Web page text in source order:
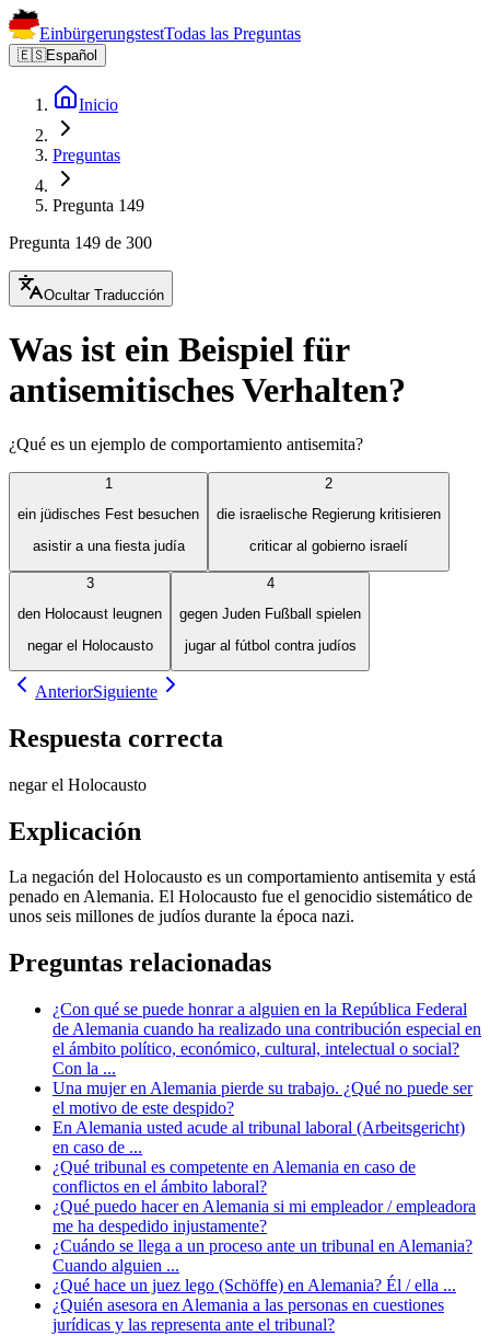
EinbürgerungstestTodas las Preguntas
🇪🇸Español
Inicio
Preguntas
Pregunta 149
Pregunta 149 de 300
Ocultar Traducción
Was ist ein Beispiel für
antisemitisches Verhalten?
¿Qué es un ejemplo de comportamiento antisemita?
1
ein jüdisches Fest besuchen
asistir a una fiesta judía
2
die israelische Regierung kritisieren
criticar al gobierno israelí
3
den Holocaust leugnen
negar el Holocausto
4
gegen Juden Fußball spielen
jugar al fútbol contra judíos
AnteriorSiguiente
Respuesta correcta
negar el Holocausto
Explicación
La negación del Holocausto es un comportamiento antisemita y está
penado en Alemania. El Holocausto fue el genocidio sistemático de
unos seis millones de judíos durante la época nazi.
Preguntas relacionadas
¿Con qué se puede honrar a alguien en la República Federal
de Alemania cuando ha realizado una contribución especial en
el ámbito político, económico, cultural, intelectual o social?
Con la ...
Una mujer en Alemania pierde su trabajo. ¿Qué no puede ser
el motivo de este despido?
En Alemania usted acude al tribunal laboral (Arbeitsgericht)
en caso de ...
¿Qué tribunal es competente en Alemania en caso de
conflictos en el ámbito laboral?
¿Qué puedo hacer en Alemania si mi empleador / empleadora
me ha despedido injustamente?
¿Cuándo se llega a un proceso ante un tribunal en Alemania?
Cuando alguien ...
¿Qué hace un juez lego (Schöffe) en Alemania? Él / ella ...
¿Quién asesora en Alemania a las personas en cuestiones
jurídicas y las representa ante el tribunal?